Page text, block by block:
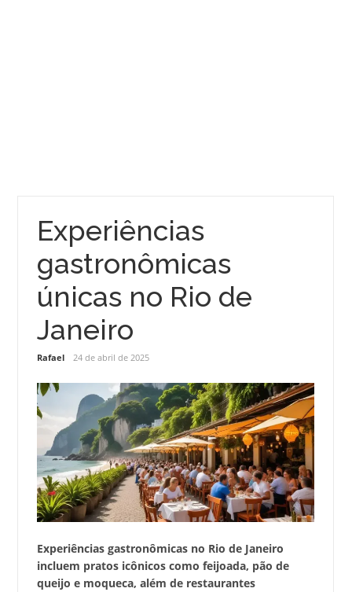
Experiências
gastronômicas
únicas no Rio de
Janeiro
Rafael 24 de abril de 2025
Experiências gastronômicas no Rio de Janeiro
incluem pratos icônicos como feijoada, pão de
queijo e moqueca, além de restaurantes